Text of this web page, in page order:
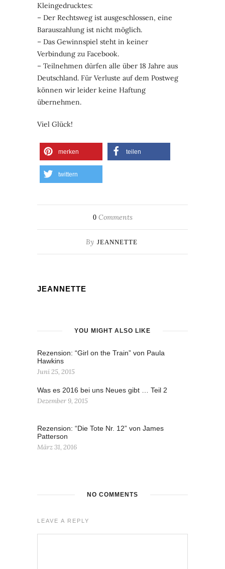
Kleingedrucktes:
– Der Rechtsweg ist ausgeschlossen, eine
Barauszahlung ist nicht möglich.
– Das Gewinnspiel steht in keiner
Verbindung zu Facebook.
– Teilnehmen dürfen alle über 18 Jahre aus
Deutschland. Für Verluste auf dem Postweg
können wir leider keine Haftung
übernehmen.
Viel Glück!
merken teilen
twittern
0Comments
By JEANNETTE
JEANNETTE
YOU MIGHT ALSO LIKE
Rezension: “Girl on the Train” von Paula
Hawkins
Juni 25, 2015
Was es 2016 bei uns Neues gibt … Teil 2
Dezember 9, 2015
Rezension: “Die Tote Nr. 12” von James
Patterson
März 31, 2016
NO COMMENTS
LEAVE A REPLY